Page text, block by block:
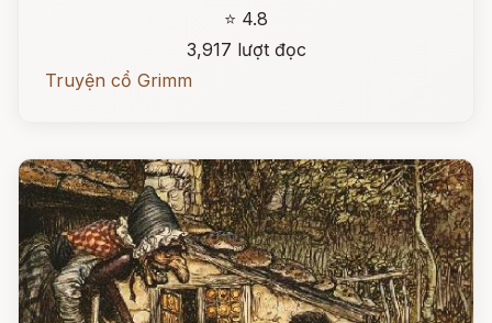
⭐ 4.8
3,917 lượt đọc
Truyện cổ Grimm